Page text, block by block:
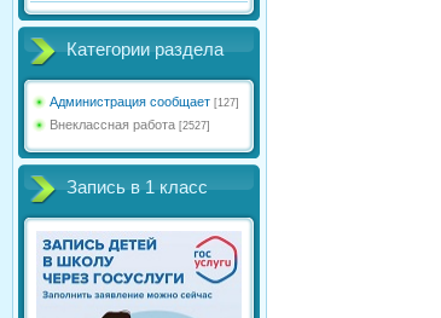
Категории раздела
Администрация сообщает [127]
Внеклассная работа [2527]
Запись в 1 класс